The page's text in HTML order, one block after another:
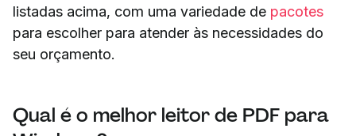
listadas acima, com uma variedade de pacotes
para escolher para atender às necessidades do
seu orçamento.
Qual é o melhor leitor de PDF para